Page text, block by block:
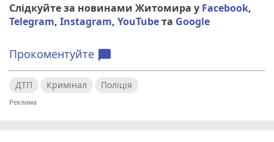
Слідкуйте за новинами Житомира у Facebook,
Telegram, Instagram, YouTubeта Google
Прокоментуйте chat_bubble
ДТП Кримінал Поліція